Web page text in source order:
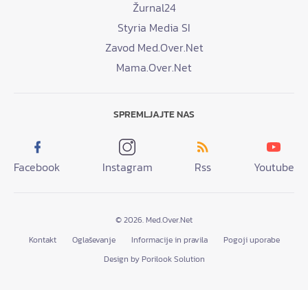
Žurnal24
Styria Media SI
Zavod Med.Over.Net
Mama.Over.Net
SPREMLJAJTE NAS
Facebook Instagram Rss Youtube
© 2026. Med.Over.Net
Kontakt
Oglaševanje Informacije in pravila
Pogoji uporabe
Design by Porilook Solution